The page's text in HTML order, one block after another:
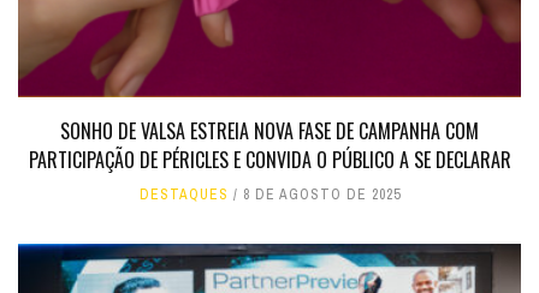
SONHO DE VALSA ESTREIA NOVA FASE DE CAMPANHA COM
PARTICIPAÇÃO DE PÉRICLES E CONVIDA O PÚBLICO A SE DECLARAR
DESTAQUES 8 DE AGOSTO DE 2025